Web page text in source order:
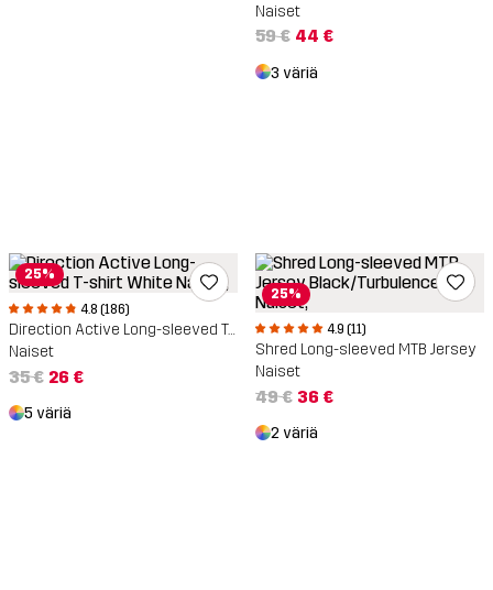
Naiset
59 € 44 €
3 väriä
25%
4.8 (186)
Direction Active Long-sleeved T-shirt
Naiset
35 € 26 €
5 väriä
25%
4.9 (11)
Shred Long-sleeved MTB Jersey
Naiset
49 € 36 €
2 väriä